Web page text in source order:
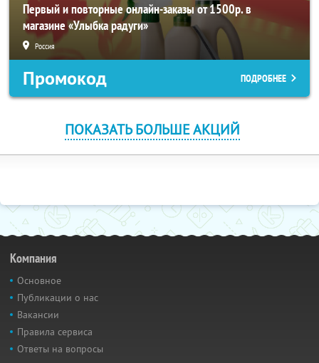
Первый и повторные онлайн-заказы от 1500р. в
магазине «Улыбка радуги»
Россия
Промокод ПОДРОБНЕЕ
ПОКАЗАТЬ БОЛЬШЕ АКЦИЙ
Компания
Основное
Публикации о нас
Вакансии
Правила сервиса
Ответы на вопросы